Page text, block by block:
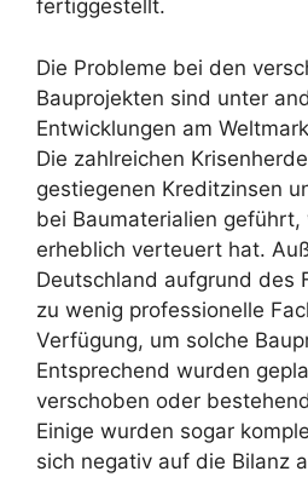
fertiggestellt.
Die Probleme bei den
Bauprojekten sind unter
Entwicklungen am
Die zahlreichen
gestiegenen Kreditzinsen
bei Baumaterialien
erheblich verteuert hat.
Deutschland aufgrund des
zu wenig professionelle
Verfügung, um solche
Entsprechend wurden
verschoben oder
Einige wurden sogar
sich negativ auf die Bilanz